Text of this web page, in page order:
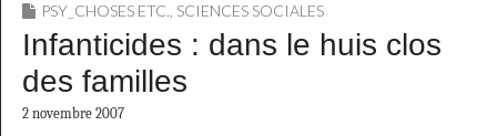
PSY_CHOSES ETC., SCIENCES SOCIALES
Infanticides : dans le huis clos
des familles
2 novembre 2007